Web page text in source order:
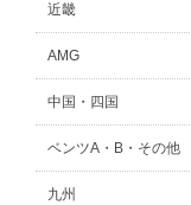
スタッフblog
ホーム
近畿
AMG
中国・四国
ベンツA・B・その他
九州